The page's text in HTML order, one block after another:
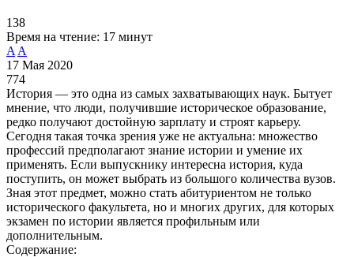
138
Время на чтение: 17 минут
A A
17 Мая 2020
774
История — это одна из самых захватывающих наук. Бытует
мнение, что люди, получившие историческое образование,
редко получают достойную зарплату и строят карьеру.
Сегодня такая точка зрения уже не актуальна: множество
профессий предполагают знание истории и умение их
применять. Если выпускнику интересна история, куда
поступить, он может выбрать из большого количества вузов.
Зная этот предмет, можно стать абитуриентом не только
исторического факультета, но и многих других, для которых
экзамен по истории является профильным или
дополнительным.
Содержание: